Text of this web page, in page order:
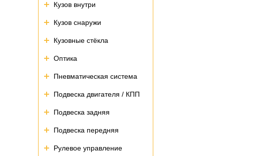
Кузов внутри
Кузов снаружи
Кузовные стёкла
Оптика
Пневматическая система
Подвеска двигателя / КПП
Подвеска задняя
Подвеска передняя
Рулевое управление